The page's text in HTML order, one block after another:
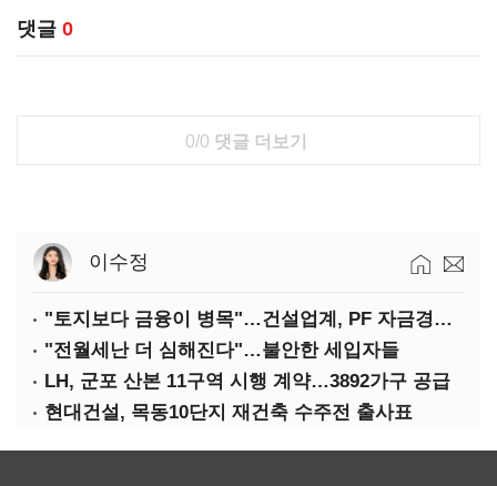
댓글 0
0/0 댓글 더보기
이수정
"토지보다 금융이 병목"…건설업계, PF 자금경색 해소 목소리
"전월세난 더 심해진다"…불안한 세입자들
LH, 군포 산본 11구역 시행 계약…3892가구 공급
현대건설, 목동10단지 재건축 수주전 출사표